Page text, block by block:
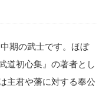
期の武士です。ほぼ
道初心集』の著者とし
主君や藩に対する奉公